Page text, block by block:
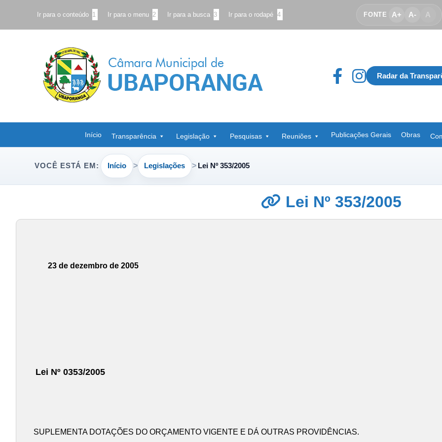
Ir para o conteúdo 1 Ir para o menu 2 Ir para a busca 3 Ir para o rodapé 4 FONTE A+ A- A
Radar da
Início Transparência Legislação Pesquisas Reuniões Publicações Gerais Obras
VOCÊ ESTÁ EM: Início Legislações Lei Nº 353/2005
Lei Nº 353/2005
23 de dezembro de 2005
Lei Nº 0353/2005
SUPLEMENTA DOTAÇÕES DO ORÇAMENTO VIGENTE E DÁ OUTRAS PROVIDÊNCIAS.